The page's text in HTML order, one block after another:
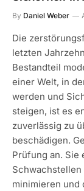
By Daniel Weber
Die
letzten
Bestandteil
einer Welt, in
werden und
steigen, ist es
zuverlässig zu
beschädigen.
Prüfung an. Sie
minimieren